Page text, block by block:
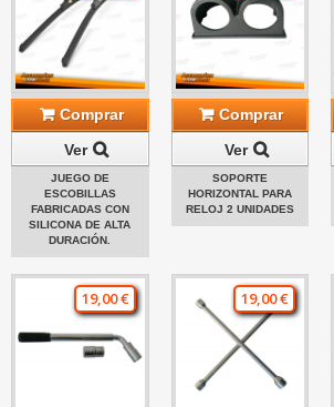
Comprar
Ver
JUEGO DE
ESCOBILLAS
FABRICADAS CON
SILICONA DE ALTA
DURACIÓN.
Comprar
Ver
SOPORTE
HORIZONTAL PARA
RELOJ 2 UNIDADES
19,00 € 19,00 €